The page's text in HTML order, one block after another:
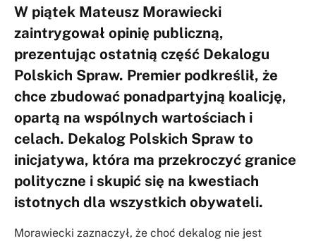
W piątek Mateusz Morawiecki
zaintrygował opinię publiczną,
prezentując ostatnią część Dekalogu
Polskich Spraw. Premier podkreślił, że
chce zbudować ponadpartyjną koalicję,
opartą na wspólnych wartościach i
celach. Dekalog Polskich Spraw to
inicjatywa, która ma przekroczyć granice
polityczne i skupić się na kwestiach
istotnych dla wszystkich obywateli.
Morawiecki zaznaczył, że choć dekalog nie jest